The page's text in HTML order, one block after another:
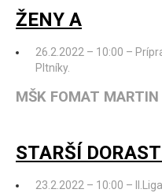
ŽENY A
26.2.2022 – 10:00 –
Pltníky.
MŠK FOMAT
STARŠÍ
23.2.2022 – 10:00 –